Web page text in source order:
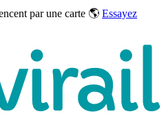
par une carte 🌎 Essayez